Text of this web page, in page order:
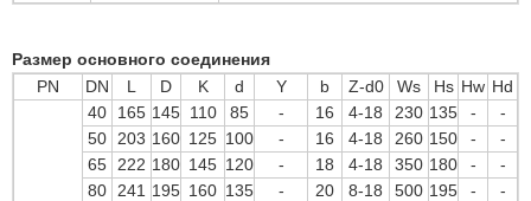
Размер основного соединения
PN
DN L D K d Y b Z-d0 Ws Hs Hw Hd
40 165 145 110 85 - 16 4-18 230 135 -
-
50
203 160 125 100 - 16 4-18 260 150 -
-
65
222 180 145 120 - 18 4-18 350 180 -
-
80
241 195 160 135 - 20 8-18 500 195 -
-